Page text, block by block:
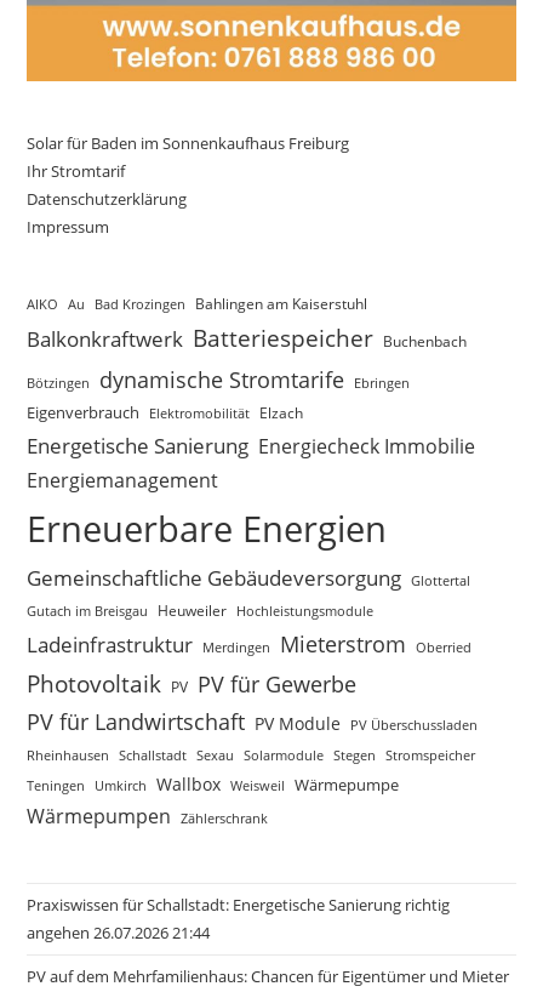
Solar für Baden im Sonnenkaufhaus Freiburg
Ihr Stromtarif
Datenschutzerklärung
Impressum
AIKO Au Bad Krozingen Bahlingen am Kaiserstuhl
Balkonkraftwerk Batteriespeicher Buchenbach
Bötzingen dynamische Stromtarife Ebringen
Eigenverbrauch Elektromobilität Elzach
Energetische Sanierung Energiecheck Immobilie
Energiemanagement
Erneuerbare Energien
Gemeinschaftliche Gebäudeversorgung Glottertal
Gutach im Breisgau
Heuweiler Hochleistungsmodule
Ladeinfrastruktur Merdingen Mieterstrom Oberried
Photovoltaik PV PV für Gewerbe
PV für Landwirtschaft PV Module
PV Überschussladen
Rheinhausen
Schallstadt Sexau Solarmodule Stegen
Stromspeicher
Teningen
Umkirch Wallbox Weisweil Wärmepumpe
Wärmepumpen Zählerschrank
Praxiswissen für Schallstadt: Energetische Sanierung richtig
angehen 26.07.2026 21:44
PV auf dem Mehrfamilienhaus: Chancen für Eigentümer und Mieter